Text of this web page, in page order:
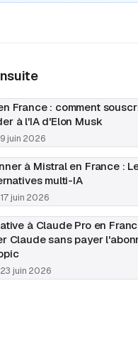
France : comment
à l'IA d'Elon Musk
9 juin 2026
à Mistral en France :
multi-IA
juin 2026
à Claude Pro en
Claude sans payer
23 juin 2026